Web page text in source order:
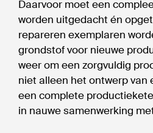
Daarvoor moet een
worden uitgedacht én
repareren exemplaren
grondstof voor nieuwe
weer om een zorgvuldig
niet alleen het ontwerp van
een complete
in nauwe samenwerking